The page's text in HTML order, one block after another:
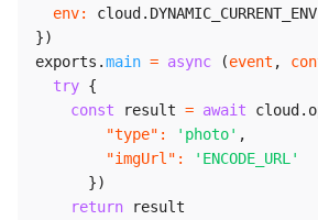
env: cloud . DYNAMIC_CURRENT_ENV
})
exports .main = async (event ,
try {
const result = await cloud .
"type" : 'photo' ,
"imgUrl" :
'ENCODE_URL'
})
return result